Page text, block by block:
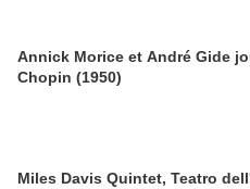
Annick Morice et André Gide
Chopin (1950)
Miles Davis Quintet, Teatro